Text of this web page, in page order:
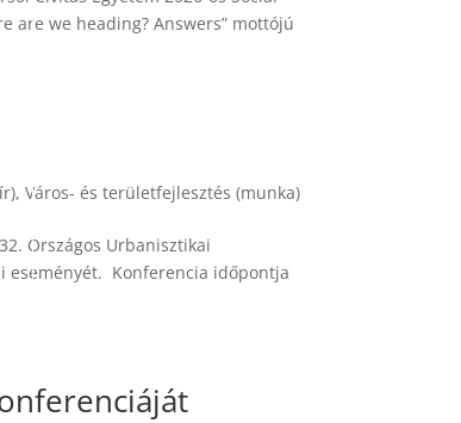
are we heading? Answers” mottójú
,Város- és területfejlesztés (munka)
Országos Urbanisztikai
eseményét. Konferencia időpontja